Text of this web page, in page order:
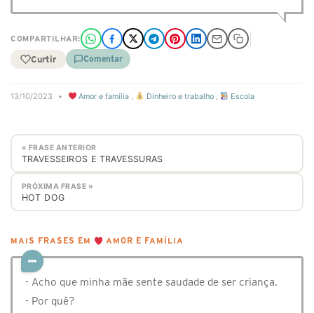
COMPARTILHAR:
Curtir Comentar
13/10/2023 • Amor e família , Dinheiro e trabalho, Escola
« FRASE ANTERIOR
TRAVESSEIROS E TRAVESSURAS
PRÓXIMA FRASE »
HOT DOG
MAIS FRASES EM AMOR E FAMÍLIA
- Acho que minha mãe sente saudade de ser criança.
- Por quê?